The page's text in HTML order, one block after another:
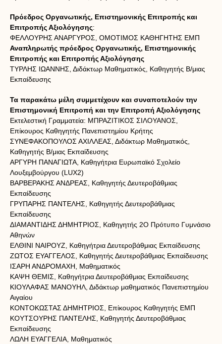
Πρόεδρος Οργανωτικής, Επιστημονικής Επιτροπής και
Επιτροπής Αξιολόγησης:
ΦΕΛΛΟΥΡΗΣ ΑΝΑΡΓΥΡΟΣ, ΟΜΟΤΙΜΟΣ ΚΑΘΗΓΗΤΗΣ ΕΜΠ
Αναπληρωτής πρόεδρος Οργανωτικής, Επιστημονικής
Επιτροπής και Επιτροπής Αξιολόγησης
ΤΥΡΛΗΣ ΙΩΑΝΝΗΣ, Διδάκτωρ Μαθηματικός, Καθηγητής Β/μιας
Εκπαίδευσης
Τα παρακάτω μέλη συμμετέχουν και συναποτελούν την
Επιστημονική Επιτροπή και την Επιτροπή Αξιολόγησης
Εκτελεστική Γραμματεία: ΜΠΡΑΖΙΤΙΚΟΣ ΣΙΛΟΥΑΝΟΣ,
Επίκουρος Καθηγητής Πανεπιστημίου Κρήτης
ΣΥΝΕΦΑΚΟΠΟΥΛΟΣ ΑΧΙΛΛΕΑΣ, Διδάκτωρ Μαθηματικός,
Καθηγητής Β/μιας Εκπαίδευσης
ΑΡΓΥΡΗ ΠΑΝΑΓΙΩΤΑ, Καθηγήτρια Ευρωπαϊκό Σχολείο
Λουξεμβούργου (LUX2)
ΒΑΡΒΕΡΑΚΗΣ ΑΝΔΡΕΑΣ, Καθηγητής Δευτεροβάθμιας
Εκπαίδευσης
ΓΡΥΠΑΡΗΣ ΠΑΝΤΕΛΗΣ, Καθηγητής Δευτεροβάθμιας
Εκπαίδευσης
ΔΙΑΜΑΝΤΙΔΗΣ ΔΗΜΗΤΡΙΟΣ, Καθηγητής 2Ο Πρότυπο Γυμνάσιο
Αθηνών
ΕΛΘΙΝΙ ΝΑΙΡΟΥΖ, Καθηγήτρια Δευτεροβάθμιας Εκπαίδευσης
ΖΩΤΟΣ ΕΥΑΓΓΕΛΟΣ, Καθηγητής Δευτεροβάθμιας Εκπαίδευσης
ΙΣΑΡΗ ΑΝΔΡΟΜΑΧΗ, Μαθηματικός
ΚΑΨΗ ΘΕΜΙΣ, Καθηγήτρια Δευτεροβάθμιας Εκπαίδευσης
ΚΙΟΥΛΑΦΑΣ ΜΑΝΟΥΗΛ, Διδάκτωρ μαθηματικός Πανεπιστημίου
Αιγαίου
ΚΟΝΤΟΚΩΣΤΑΣ ΔΗΜΗΤΡΙΟΣ, Επίκουρος Καθηγητής ΕΜΠ
ΚΟΥΤΣΟΥΡΗΣ ΠΑΝΤΕΛΗΣ, Καθηγητής Δευτεροβάθμιας
Εκπαίδευσης
ΛΩΛΗ ΕΥΑΓΓΕΛΙΑ, Μαθηματικός